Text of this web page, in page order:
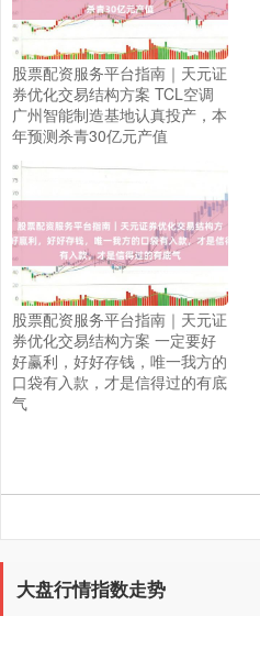
股票配资服务平台指南｜天元证
券优化交易结构方案 TCL空调
广州智能制造基地认真投产，本
年预测杀青30亿元产值
股票配资服务平台指南｜天元证
券优化交易结构方案 一定要好
好赢利，好好存钱，唯一我方的
口袋有入款，才是信得过的有底
气
大盘行情指数走势